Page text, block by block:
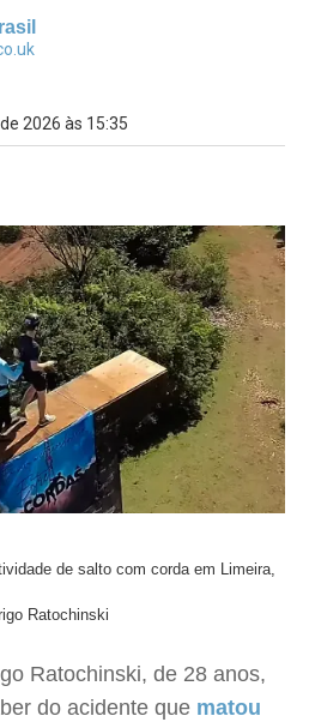
2026 às 15:35
de salto com corda em Limeira,
Ratochinski
Ratochinski, de 28 anos,
do acidente que matou